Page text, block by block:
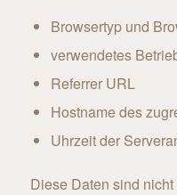
Browsertyp und
verwendetes
Referrer URL
Hostname des
Uhrzeit der
Diese Daten sind